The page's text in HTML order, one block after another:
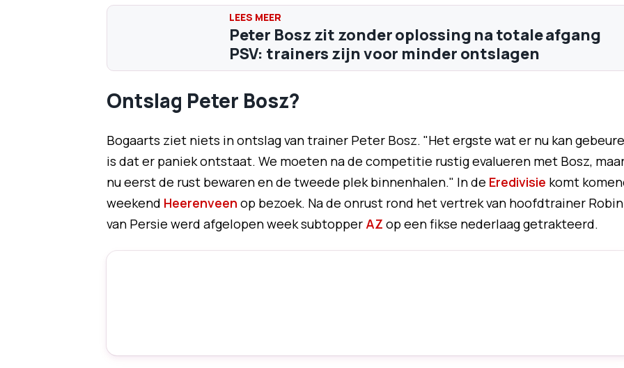
Peter Bosz zit zonder oplossing na totale afgang
PSV: trainers zijn voor minder ontslagen
Ontslag Peter Bosz?
Bogaarts ziet niets in ontslag van trainer Peter Bosz. "Het ergste wat er nu kan
is dat er paniek ontstaat. We moeten na de competitie rustig evalueren met Bosz,
nu eerst de rust bewaren en de tweede plek binnenhalen." In de Eredivisie komt
weekend Heerenveen op bezoek. Na de onrust rond het vertrek van hoofdtrainer Robin
van Persie werd afgelopen week subtopper AZ op een fikse nederlaag getrakteerd.